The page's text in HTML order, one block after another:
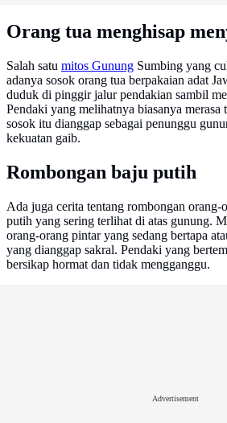
Orang tua menghisap
Salah satu mitos Gunung Sumbing yang
adanya sosok orang tua berpakaian adat
duduk di pinggir jalur pendakian sambil
Pendaki yang melihatnya biasanya merasa
sosok itu dianggap sebagai penunggu
kekuatan gaib.
Rombongan baju putih
Ada juga cerita tentang rombongan orang-
putih yang sering terlihat di atas gunung.
orang-orang pintar yang sedang bertapa
yang dianggap sakral. Pendaki yang
bersikap hormat dan tidak mengganggu.
Advertisement